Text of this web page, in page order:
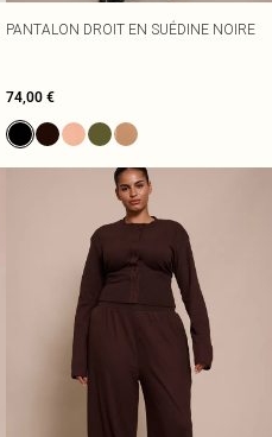
PANTALON DROIT EN SUÉDINE NOIRE
74,00 €